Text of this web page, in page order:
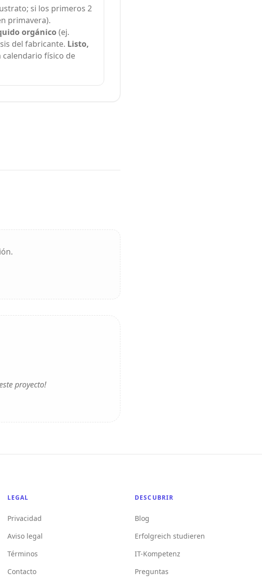
si los primeros 2
primavera).
orgánico (ej.
del fabricante. Listo,
físico de
proyecto!
LEGAL
Privacidad
Aviso legal
Términos
Contacto
DESCUBRIR
Blog
Erfolgreich studieren
IT-Kompetenz
Preguntas